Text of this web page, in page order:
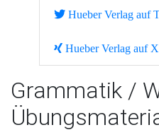
Hueber Verlag auf
Hueber Verlag auf
Grammatik /